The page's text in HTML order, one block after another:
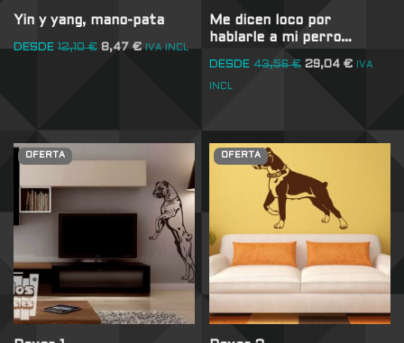
Yin y yang, mano-pata
DESDE 12,10€ 8,47€ IVA INCL
Me dicen loco por
hablarle a mi perro…
DESDE 43,56€ 29,04€ IVA
INCL
OFERTA OFERTA